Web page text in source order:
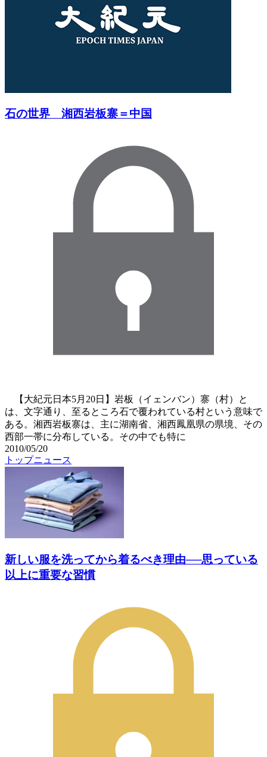
石の世界 湘西岩板寨＝中国
【大紀元日本5月20日】岩板（イェンバン）寨（村）と
は、文字通り、至るところ石で覆われている村という意味で
ある。湘西岩板寨は、主に湖南省、湘西鳳凰県の県境、その
西部一帯に分布している。その中でも特に
2010/05/20
トップニュース
新しい服を洗ってから着るべき理由──思っている
以上に重要な習慣